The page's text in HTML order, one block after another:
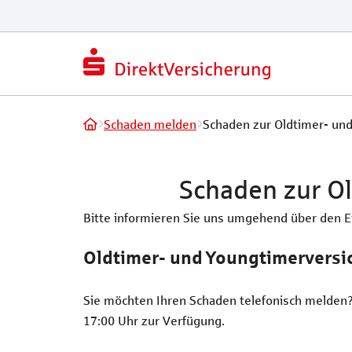
Schaden melden Schaden zur Oldtimer-
Schaden zur
Bitte informieren Sie uns umgehend über den
Oldtimer- und
Sie möchten Ihren Schaden telefonisch
17:00 Uhr zur Verfügung.